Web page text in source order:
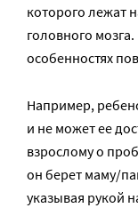
которого лежат
головного
особенностях
Например,
и не может ее
взрослому о
он берет маму/
указывая рукой